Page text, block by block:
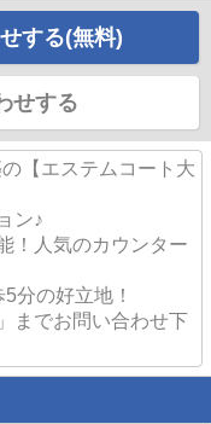
する(無料)
せする
【エステムコート大
ン♪
！人気のカウンター
分の好立地！
までお問い合わせ下